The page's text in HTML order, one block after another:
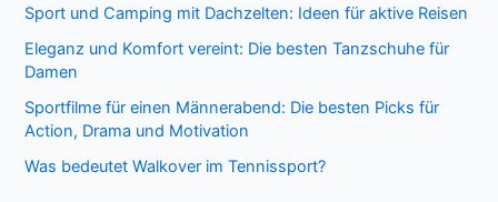
c
h
Sport und Camping mit Dachzelten: Ideen für aktive Reisen
Eleganz und Komfort vereint: Die besten Tanzschuhe für
Damen
Sportfilme für einen Männerabend: Die besten Picks für
Action, Drama und Motivation
Was bedeutet Walkover im Tennissport?